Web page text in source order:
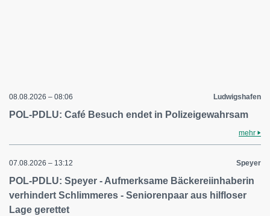
08.08.2026 – 08:06 Ludwigshafen
POL-PDLU: Café Besuch endet in Polizeigewahrsam
mehr
07.08.2026 – 13:12 Speyer
POL-PDLU: Speyer - Aufmerksame Bäckereiinhaberin
verhindert Schlimmeres - Seniorenpaar aus hilfloser
Lage gerettet